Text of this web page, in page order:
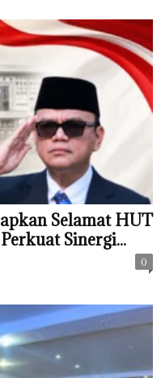
Selamat HUT
Sinergi...
0